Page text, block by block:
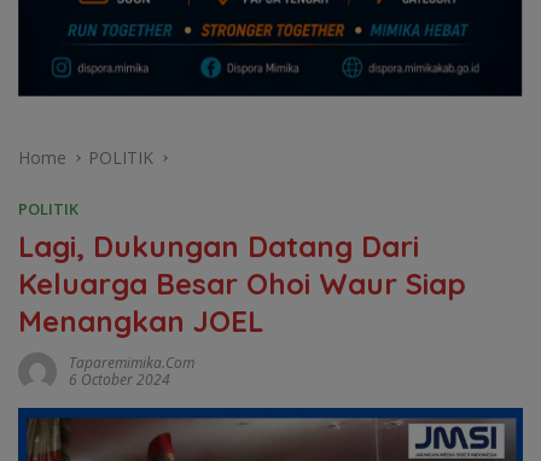
Home POLITIK
POLITIK
Lagi, Dukungan Datang Dari
Keluarga Besar Ohoi Waur Siap
Menangkan JOEL
Taparemimika.com
6 October 2024